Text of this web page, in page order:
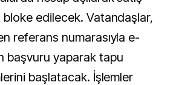
edilecek. Vatandaşlar,
referans numarasıyla e-
başvuru yaparak tapu
başlatacak. İşlemler